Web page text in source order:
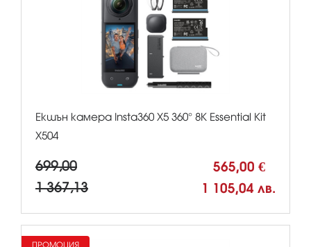
Екшън камера Insta360 X5 360° 8К Essential Kit
X504
699,00 565,00 €
1 367,13 1 105,04 лв.
ПРОМОЦИЯ